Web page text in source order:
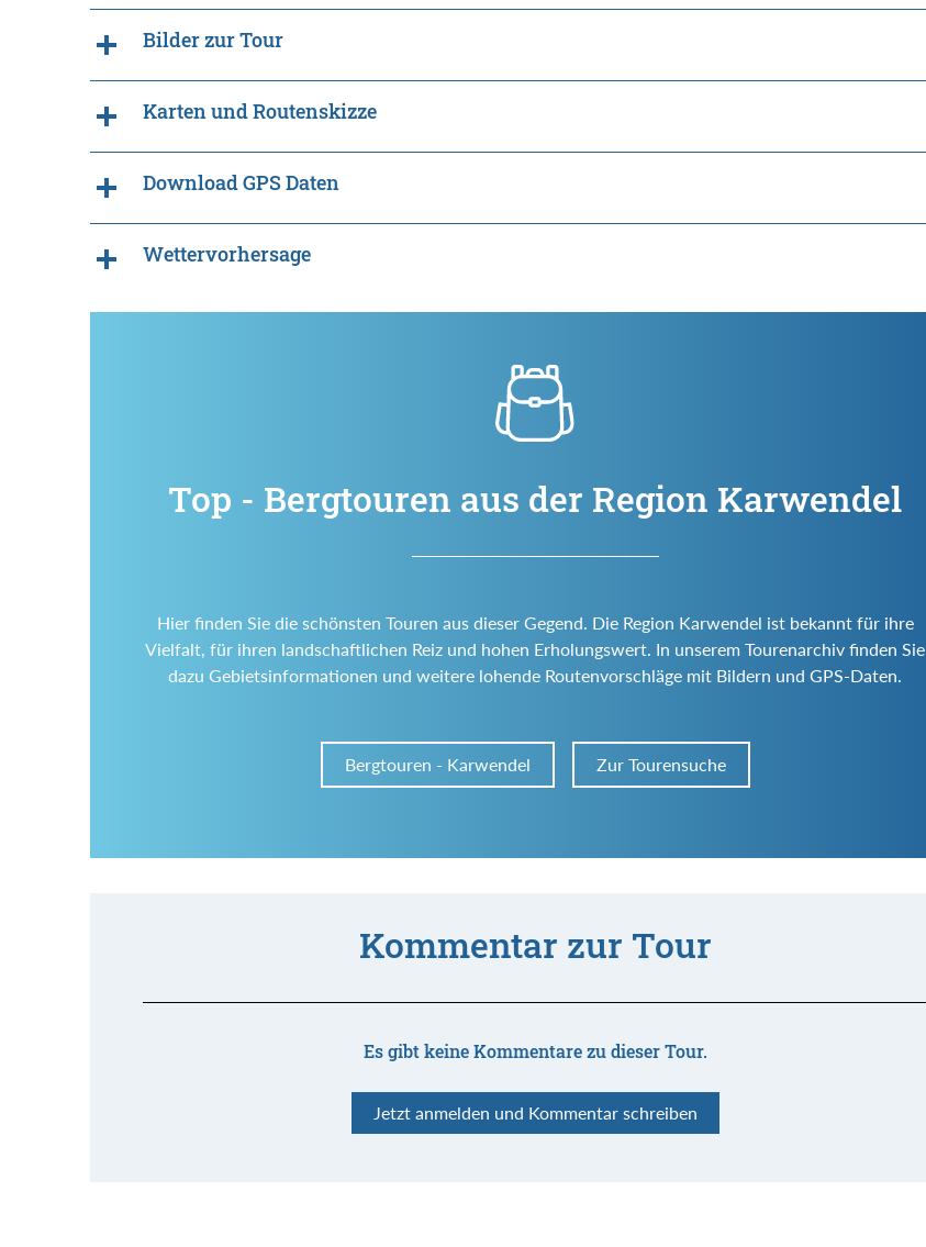
Bilder zur Tour
Karten und Routenskizze
Download GPS Daten
Wettervorhersage
Top - Bergtouren aus der Region Karwendel
Hier finden Sie die schönsten Touren aus dieser Gegend. Die Region Karwendel ist bekannt für ihre
Vielfalt, für ihren landschaftlichen Reiz und hohen Erholungswert. In unserem Tourenarchiv finden Sie
dazu Gebietsinformationen und weitere lohende Routenvorschläge mit Bildern und GPS-Daten.
Bergtouren - Karwendel Zur Tourensuche
Kommentar zur Tour
Es gibt keine Kommentare zu dieser Tour.
Jetzt anmelden und Kommentar schreiben